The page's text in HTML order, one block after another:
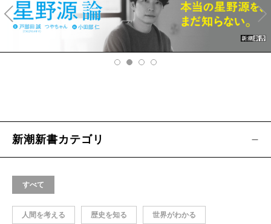
v
Ne
xt
新潮新書カテゴリ
すべて
人間を考える 歴史を知る 世界がわかる